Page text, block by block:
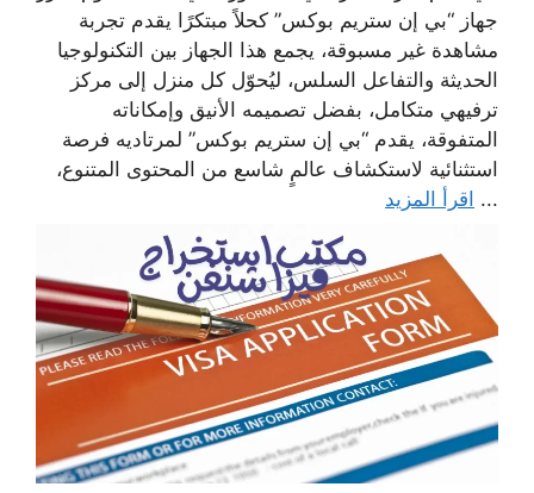
جهاز “بي إن ستريم بوكس” كحلاً مبتكرًا يقدم تجربة
مشاهدة غير مسبوقة، يجمع هذا الجهاز بين التكنولوجيا
الحديثة والتفاعل السلس، ليُحوّل كل منزل إلى مركز
ترفيهي متكامل، بفضل تصميمه الأنيق وإمكاناته
المتفوقة، يقدم “بي إن ستريم بوكس” لمرتاديه فرصة
استثنائية لاستكشاف عالمٍ شاسع من المحتوى المتنوع،
... اقرأ المزيد